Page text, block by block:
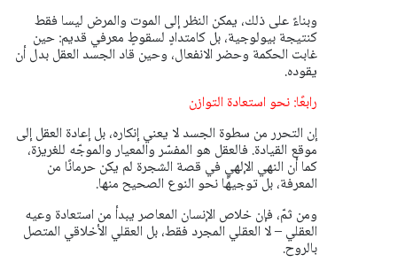
وبناءً على ذلك، يمكن النظر إلى الموت والمرض ليسا فقط
كنتيجة بيولوجية، بل كامتدادٍ لسقوطٍ معرفي قديم: حين
غابت الحكمة وحضر الانفعال، وحين قاد الجسد العقل بدل أن
يقوده.
رابعًا: نحو استعادة التوازن
إن التحرر من سطوة الجسد لا يعني إنكاره، بل إعادة العقل إلى
موقع القيادة. فالعقل هو المفسّر والمعيار والموجّه للغريزة،
كما أن النهي الإلهي في قصة الشجرة لم يكن حرمانًا من
المعرفة، بل توجيهًا نحو النوع الصحيح منها.
ومن ثمّ، فإن خلاص الإنسان المعاصر يبدأ من استعادة وعيه
العقلي – لا العقلي المجرد فقط، بل العقلي الأخلاقي المتصل
بالروح.